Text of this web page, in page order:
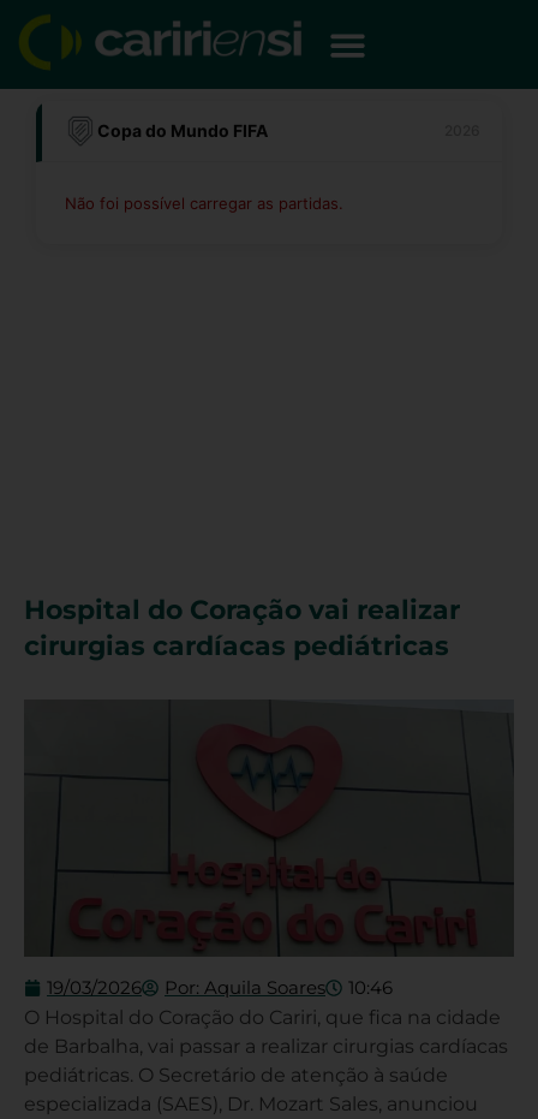
para
conteúdo
Copa do Mundo FIFA
Não foi possível carregar as partidas.
Hospital do Coração vai realizar
cirurgias cardíacas pediátricas
19/03/2026 Por: Aquila Soares 10:46
O Hospital do Coração do Cariri, que fica na cidade
de Barbalha, vai passar a realizar cirurgias cardíacas
pediátricas. O Secretário de atenção à saúde
especializada (SAES), Dr. Mozart Sales, anunciou